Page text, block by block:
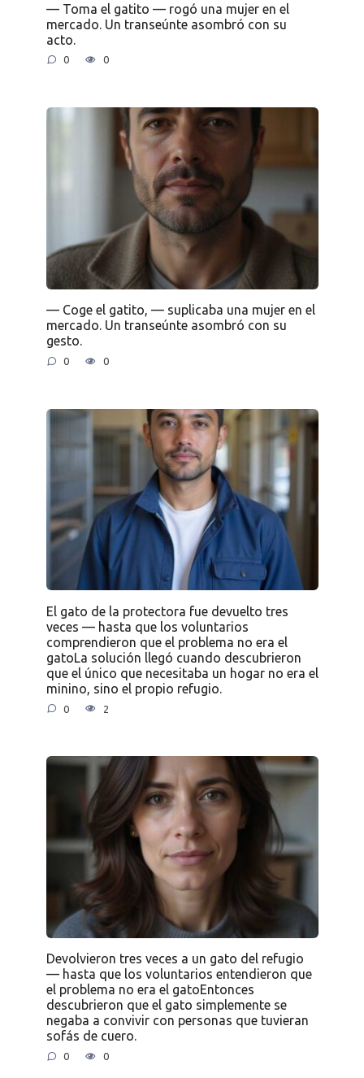
— Toma el gatito — rogó una mujer en el
mercado. Un transeúnte asombró con su
acto.
0 0
— Coge el gatito, — suplicaba una mujer en el
mercado. Un transeúnte asombró con su
gesto.
0 0
El gato de la protectora fue devuelto tres
veces — hasta que los voluntarios
comprendieron que el problema no era el
gatoLa solución llegó cuando descubrieron
que el único que necesitaba un hogar no era el
minino, sino el propio refugio.
0 2
Devolvieron tres veces a un gato del refugio
— hasta que los voluntarios entendieron que
el problema no era el gatoEntonces
descubrieron que el gato simplemente se
negaba a convivir con personas que tuvieran
sofás de cuero.
0 0